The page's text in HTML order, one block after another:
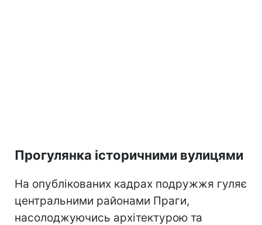
Прогулянка історичними вулицями
На опублікованих кадрах подружжя гуляє
центральними районами Праги,
насолоджуючись архітектурою та